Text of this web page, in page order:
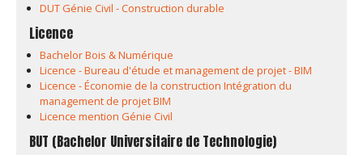
DUT Génie Civil - Construction durable
Licence
Bachelor Bois & Numérique
Licence - Bureau d'étude et management de projet - BIM
Licence - Économie de la construction Intégration du
management de projet BIM
Licence mention Génie Civil
BUT (Bachelor Universitaire de Technologie)